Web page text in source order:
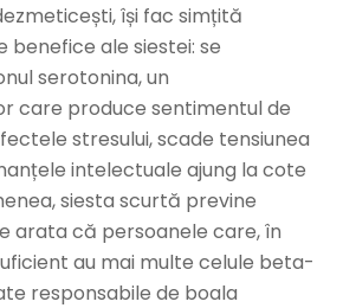
își fac simțită
ale siestei: se
serotonina, un
care produce sentimentul de
stresului, scade tensiunea
intelectuale ajung la cote
siesta scurtă previne
arata că persoanele care, în
au mai multe celule beta-
responsabile de boala